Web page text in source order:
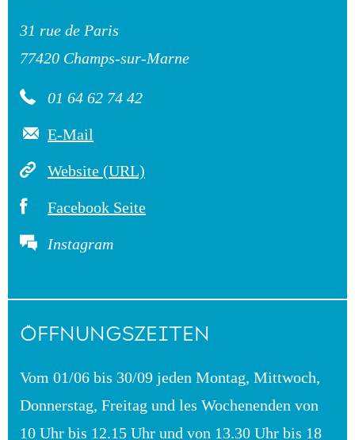
31 rue de Paris
77420 Champs-sur-Marne
01 64 62 74 42
E-Mail
Website (URL)
Facebook Seite
Instagram
ÖFFNUNGSZEITEN
Vom 01/06 bis 30/09 jeden Montag, Mittwoch,
Donnerstag, Freitag und les Wochenenden von
10 Uhr bis 12.15 Uhr und von 13.30 Uhr bis 18